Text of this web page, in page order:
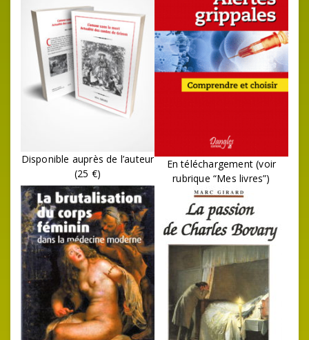
Disponible auprès de l’auteur
(25 €)
En téléchargement (voir
rubrique “Mes livres”)